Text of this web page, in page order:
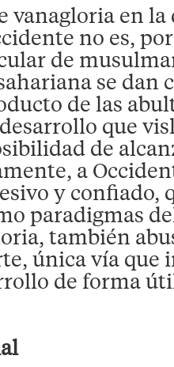
vanagloria en
no es,
de
se dan
de las
que
de
a
y confiado,
paradigmas
también
única vía que
de forma